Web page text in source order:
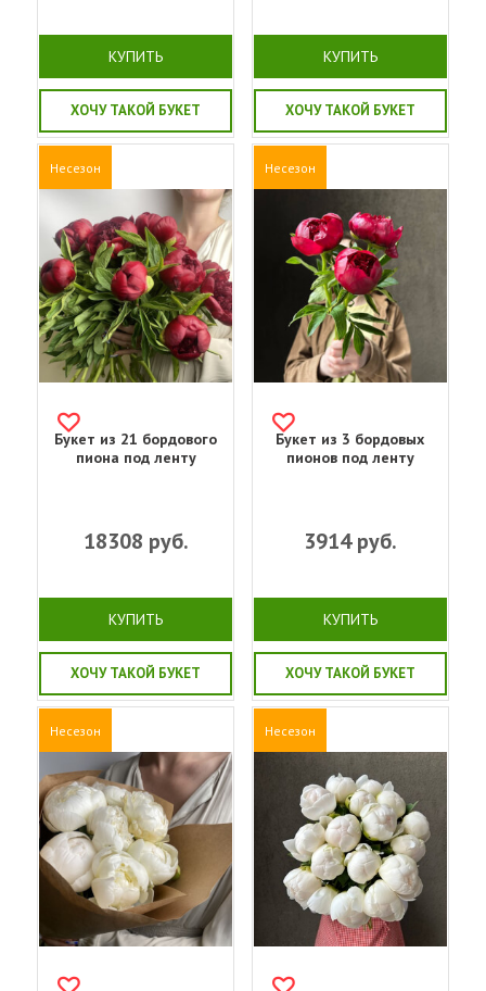
КУПИТЬ
ХОЧУ ТАКОЙ БУКЕТ
КУПИТЬ
ХОЧУ ТАКОЙ БУКЕТ
Несезон
Букет из 21 бордового
пиона под ленту
18308 руб.
КУПИТЬ
ХОЧУ ТАКОЙ БУКЕТ
Несезон
Букет из 3 бордовых
пионов под ленту
3914руб.
КУПИТЬ
ХОЧУ ТАКОЙ БУКЕТ
Несезон Несезон